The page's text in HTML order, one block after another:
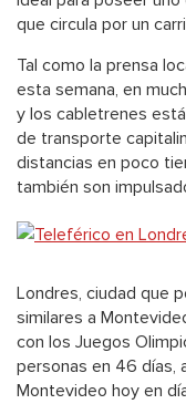
que circula por un
Tal como la prensa
esta semana, en
y los cabletrenes
de transporte
distancias en poco
también son
Londres, ciudad que
similares a
con los Juegos
personas en 46 días,
Montevideo hoy en